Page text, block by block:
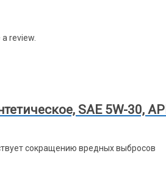
review.
SAE 5W-30,
сокращению вредных выбросов